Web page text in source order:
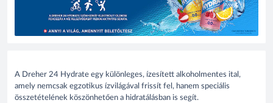
A Dreher 24 Hydrate egy különleges, ízesített alkoholmentes ital,
amely nemcsak egzotikus ízvilágával frissít fel, hanem speciális
összetételének köszönhetően a hidratálásban is segít.